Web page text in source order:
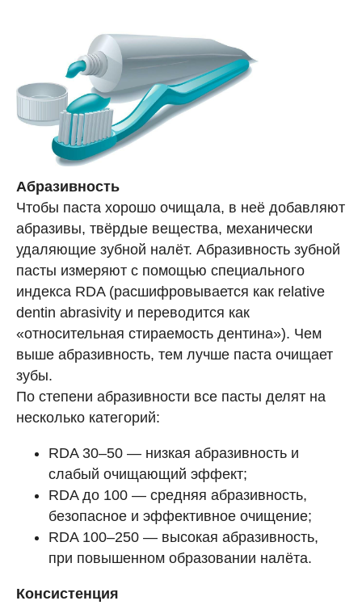
Абразивность
Чтобы паста хорошо очищала, в неё добавляют
абразивы, твёрдые вещества, механически
удаляющие зубной налёт. Абразивность зубной
пасты измеряют с помощью специального
индекса RDA (расшифровывается как relative
dentin abrasivity и переводится как
«относительная стираемость дентина»). Чем
выше абразивность, тем лучше паста очищает
зубы.
По степени абразивности все пасты делят на
несколько категорий:
RDA 30–50 — низкая абразивность и
слабый очищающий эффект;
RDA до 100 — средняя абразивность,
безопасное и эффективное очищение;
RDA 100–250 — высокая абразивность,
при повышенном образовании налёта.
Консистенция